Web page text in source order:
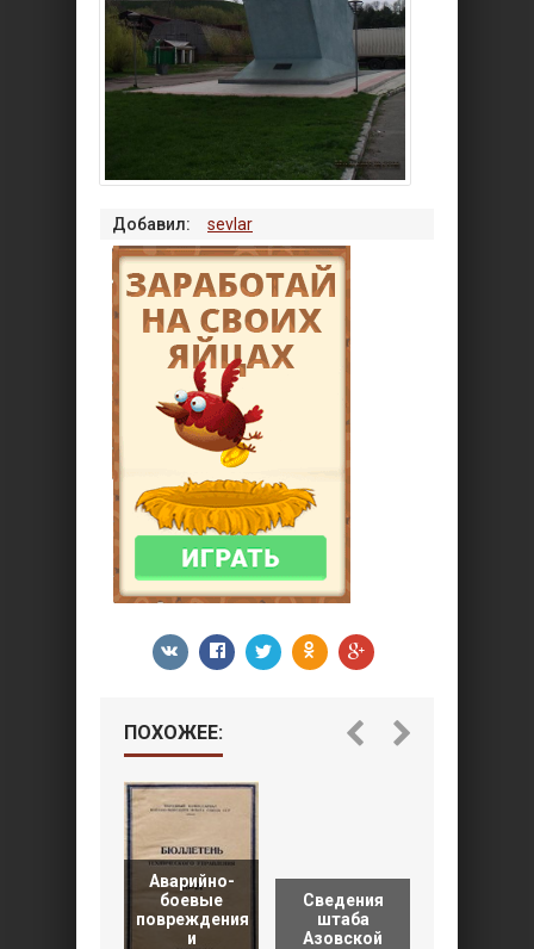
Добавил: sevlar
ПОХОЖЕЕ:
Аварийно-
боевые
повреждения
и
Сведения
штаба
Азовской